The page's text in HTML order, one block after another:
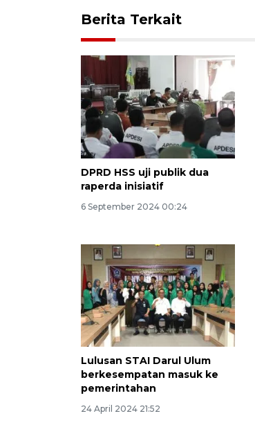
Berita Terkait
DPRD HSS uji publik dua
raperda inisiatif
6 September 2024 00:24
Lulusan STAI Darul Ulum
berkesempatan masuk ke
pemerintahan
24 April 2024 21:52